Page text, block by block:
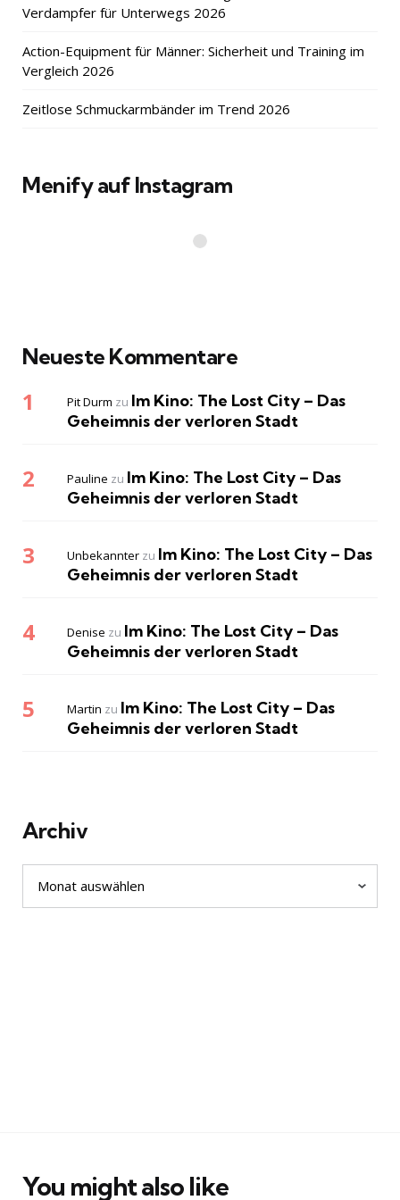
Verdampfer für Unterwegs 2026
Action-Equipment für Männer: Sicherheit und Training im
Vergleich 2026
Zeitlose Schmuckarmbänder im Trend 2026
Menify auf Instagram
Neueste Kommentare
Pit Durm zu Im Kino: The Lost City – Das
Geheimnis der verloren Stadt
Pauline zu Im Kino: The Lost City – Das
Geheimnis der verloren Stadt
Unbekannter zu Im Kino: The Lost City – Das
Geheimnis der verloren Stadt
Denise zu Im Kino: The Lost City – Das
Geheimnis der verloren Stadt
Martin zu Im Kino: The Lost City – Das
Geheimnis der verloren Stadt
Archiv
Archiv
You might also like